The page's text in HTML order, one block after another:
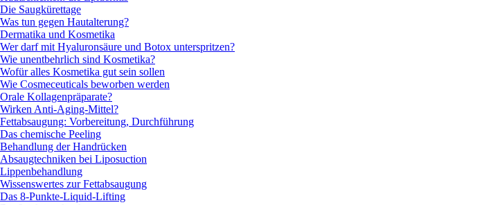
Die Saugkürettage
Was tun gegen Hautalterung?
Dermatika und Kosmetika
Wer darf mit Hyaluronsäure und Botox unterspritzen?
Wie unentbehrlich sind Kosmetika?
Wofür alles Kosmetika gut sein sollen
Wie Cosmeceuticals beworben werden
Orale Kollagenpräparate?
Wirken Anti-Aging-Mittel?
Fettabsaugung: Vorbereitung, Durchführung
Das chemische Peeling
Behandlung der Handrücken
Absaugtechniken bei Liposuction
Lippenbehandlung
Wissenswertes zur Fettabsaugung
Das 8-Punkte-Liquid-Lifting